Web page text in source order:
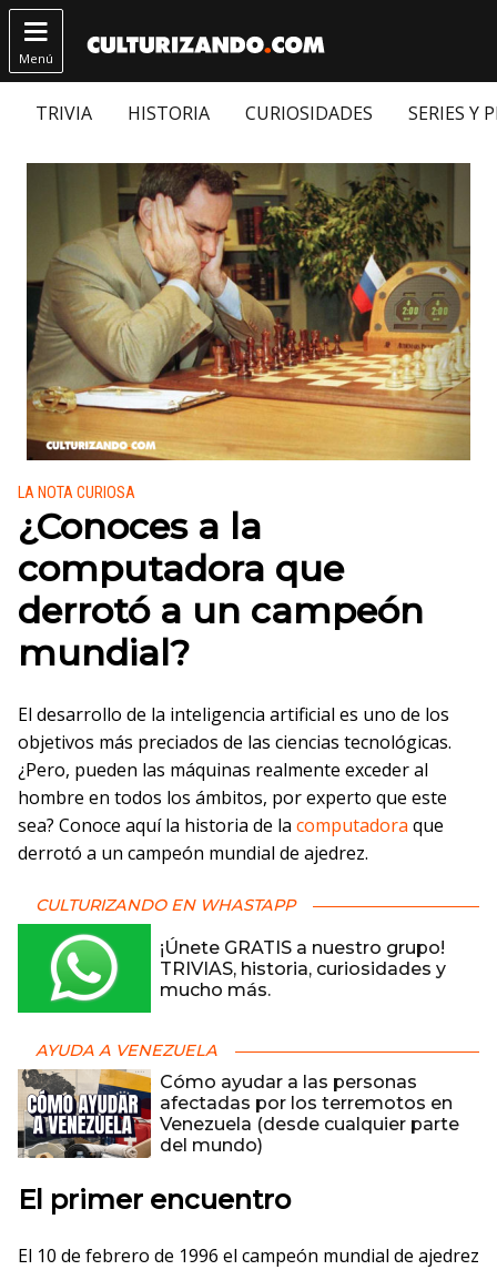

Menú
TRIVIA HISTORIA CURIOSIDADES SERIES Y
Publicado en:
LA NOTA CURIOSA
¿Conoces a la
computadora que
derrotó a un campeón
mundial?
El desarrollo de la inteligencia artificial es uno de los
objetivos más preciados de las ciencias tecnológicas.
¿Pero, pueden las máquinas realmente exceder al
hombre en todos los ámbitos, por experto que este
sea? Conoce aquí la historia de la computadora que
derrotó a un campeón mundial de ajedrez.
CULTURIZANDO EN WHASTAPP
¡Únete GRATIS a nuestro grupo!
TRIVIAS, historia, curiosidades y
mucho más.
AYUDA A VENEZUELA
Cómo ayudar a las personas
afectadas por los terremotos en
Venezuela (desde cualquier parte
del mundo)
El primer encuentro
El 10 de febrero de 1996 el campeón mundial de ajedrez